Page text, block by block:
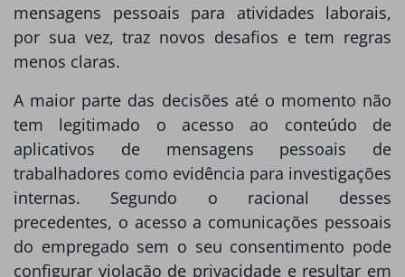
mensagens pessoais para atividades laborais,
por sua vez, traz novos desafios e tem regras
menos claras.
A maior parte das decisões até o momento não
tem legitimado o acesso ao conteúdo de
aplicativos de mensagens pessoais de
trabalhadores como evidência para investigações
internas. Segundo o racional desses
precedentes, o acesso a comunicações pessoais
do empregado sem o seu consentimento pode
configurar violação de privacidade e resultar em